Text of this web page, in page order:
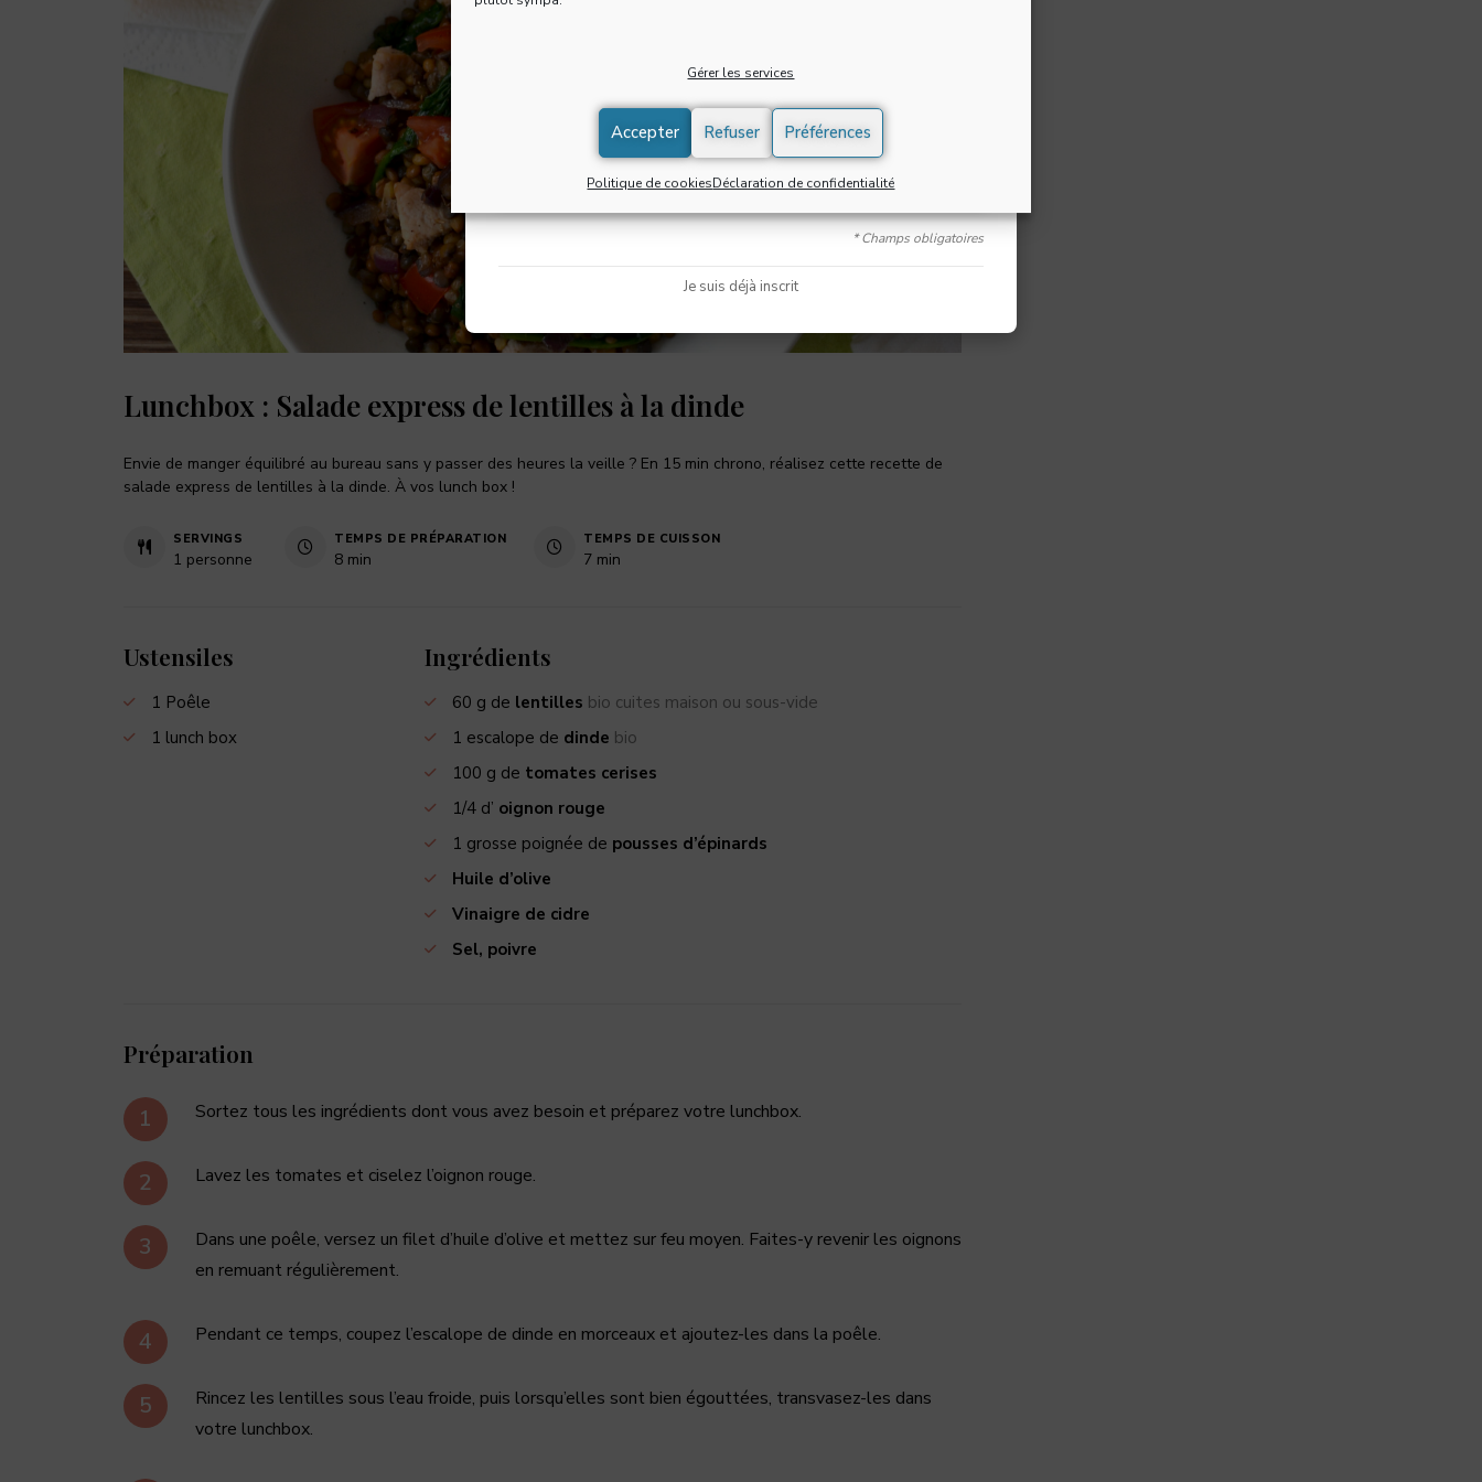
Gérer les services
Accepter Refuser Préférences
Politique de cookiesDéclaration de confidentialité
Lunchbox : Salade express de lentilles à la dinde
Envie de manger équilibré au bureau sans y passer des heures la veille ? En 15 min chrono, réalisez cette recette de
salade express de lentilles à la dinde. À vos lunch box !
SERVINGS
1 personne
TEMPS DE PRÉPARATION
8 min
TEMPS DE CUISSON
7 min
Ustensiles
1 Poêle
1 lunch box
Ingrédients
60 g de lentilles bio cuites maison ou sous-vide
1 escalope de dinde bio
100 g de tomates cerises
1/4 d’ oignon rouge
1 grosse poignée de pousses d’épinards
Huile d’olive
Vinaigre de cidre
Sel, poivre
Préparation
Sortez tous les ingrédients dont vous avez besoin et préparez votre lunchbox.
Lavez les tomates et ciselez l’oignon rouge.
Dans une poêle, versez un filet d’huile d’olive et mettez sur feu moyen. Faites-y revenir les oignons
en remuant régulièrement.
Pendant ce temps, coupez l’escalope de dinde en morceaux et ajoutez-les dans la poêle.
Rincez les lentilles sous l’eau froide, puis lorsqu’elles sont bien égouttées, transvasez-les dans
votre lunchbox.
connaissance de lapolitique de confidentialité *
S'INSCRIRE
* Champs obligatoires
Je suis déjà inscrit